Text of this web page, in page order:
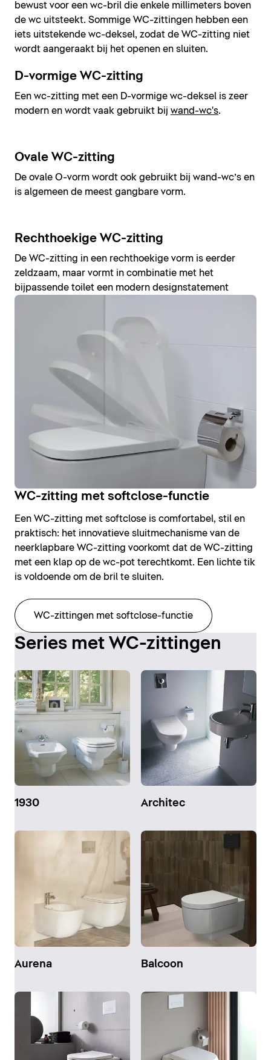
bewust voor een wc-bril die enkele millimeters boven
de wc uitsteekt. Sommige WC-zittingen hebben een
iets uitstekende wc-deksel, zodat de WC-zitting niet
wordt aangeraakt bij het openen en sluiten.
D-vormige WC-zitting
Een wc-zitting met een D-vormige wc-deksel is zeer
modern en wordt vaak gebruikt bij wand-wc's.
Ovale WC-zitting
De ovale O-vorm wordt ook gebruikt bij wand-wc’s en
is algemeen de meest gangbare vorm.
Rechthoekige WC-zitting
De WC-zitting in een rechthoekige vorm is eerder
zeldzaam, maar vormt in combinatie met het
bijpassende toilet een modern designstatement
WC-zitting met softclose-functie
Een WC-zitting met softclose is comfortabel, stil en
praktisch: het innovatieve sluitmechanisme van de
neerklapbare WC-zitting voorkomt dat de WC-zitting
met een klap op de wc-pot terechtkomt. Een lichte tik
is voldoende om de bril te sluiten.
WC-zittingen met softclose-functie
Series met WC-zittingen
1930 Architec
Aurena Balcoon